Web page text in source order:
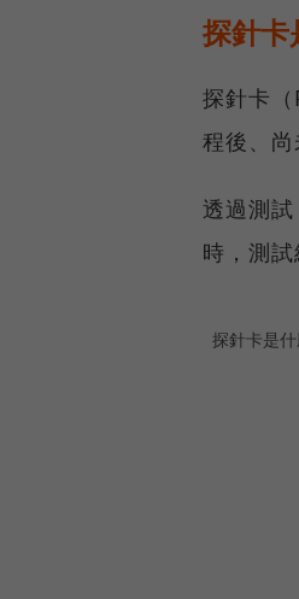
探針卡
探針卡
程後、
透過測
時，測
探針卡是什